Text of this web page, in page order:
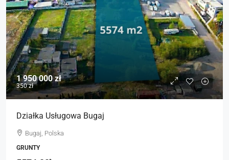
1 950 000 zł
350 zł
Działka Usługowa Bugaj
Bugaj, Polska
GRUNTY